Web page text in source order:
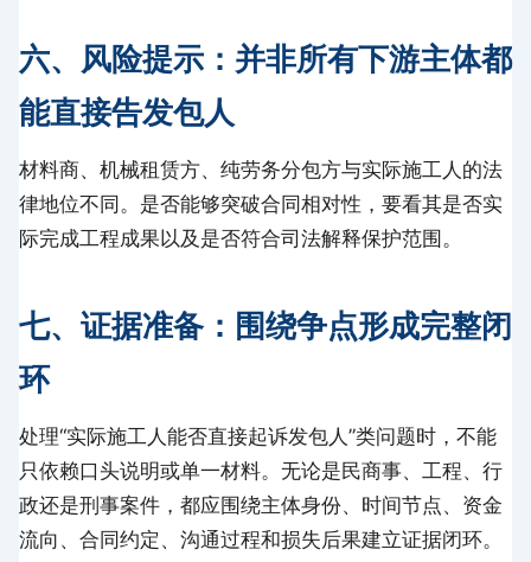
六、风险提示：并非所有下游主体都
能直接告发包人
材料商、机械租赁方、纯劳务分包方与实际施工人的法
律地位不同。是否能够突破合同相对性，要看其是否实
际完成工程成果以及是否符合司法解释保护范围。
七、证据准备：围绕争点形成完整闭
环
处理“实际施工人能否直接起诉发包人”类问题时，不能
只依赖口头说明或单一材料。无论是民商事、工程、行
政还是刑事案件，都应围绕主体身份、时间节点、资金
流向、合同约定、沟通过程和损失后果建立证据闭环。